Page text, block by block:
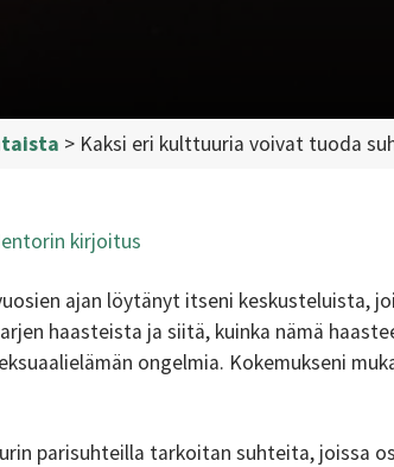
> Kaksi eri kulttuuria voivat tuoda
kirjoitus
ajan löytänyt itseni keskusteluista,
haasteista ja siitä, kuinka nämä
ongelmia. Kokemukseni
parisuhteilla tarkoitan suhteita, joissa